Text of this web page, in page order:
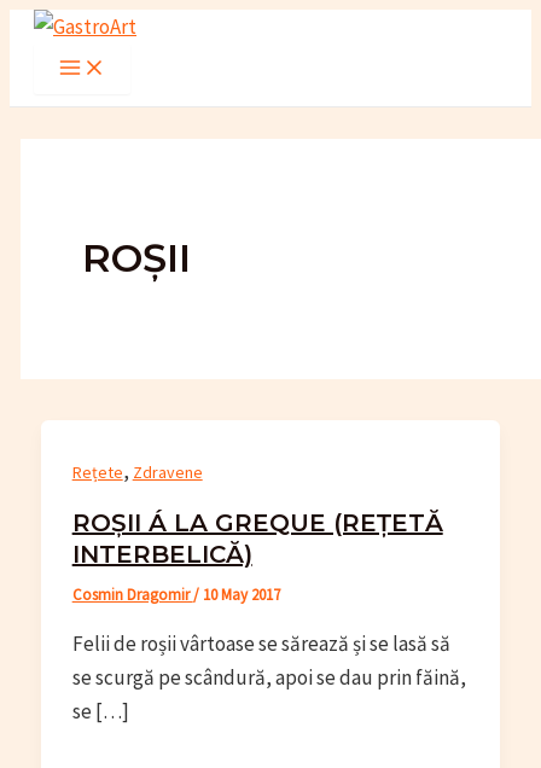
Skip
Main
ROȘII
Rețete, Zdravene
ROȘII Á LA GREQUE (REȚETĂ
INTERBELICĂ)
Cosmin Dragomir/ 10 May 2017
Felii de roșii vârtoase se sărează și se lasă să
se scurgă pe scândură, apoi se dau prin făină,
se […]